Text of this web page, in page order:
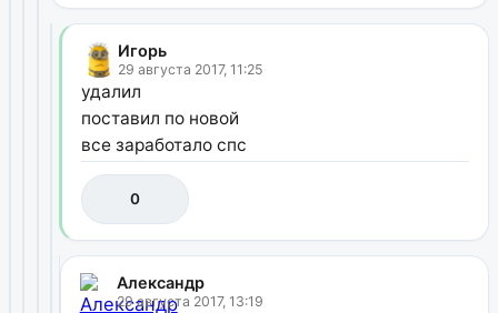
Игорь
29 августа 2017, 11:25
удалил
поставил по новой
все заработало спс
0
Александр
29 августа 2017, 13:19